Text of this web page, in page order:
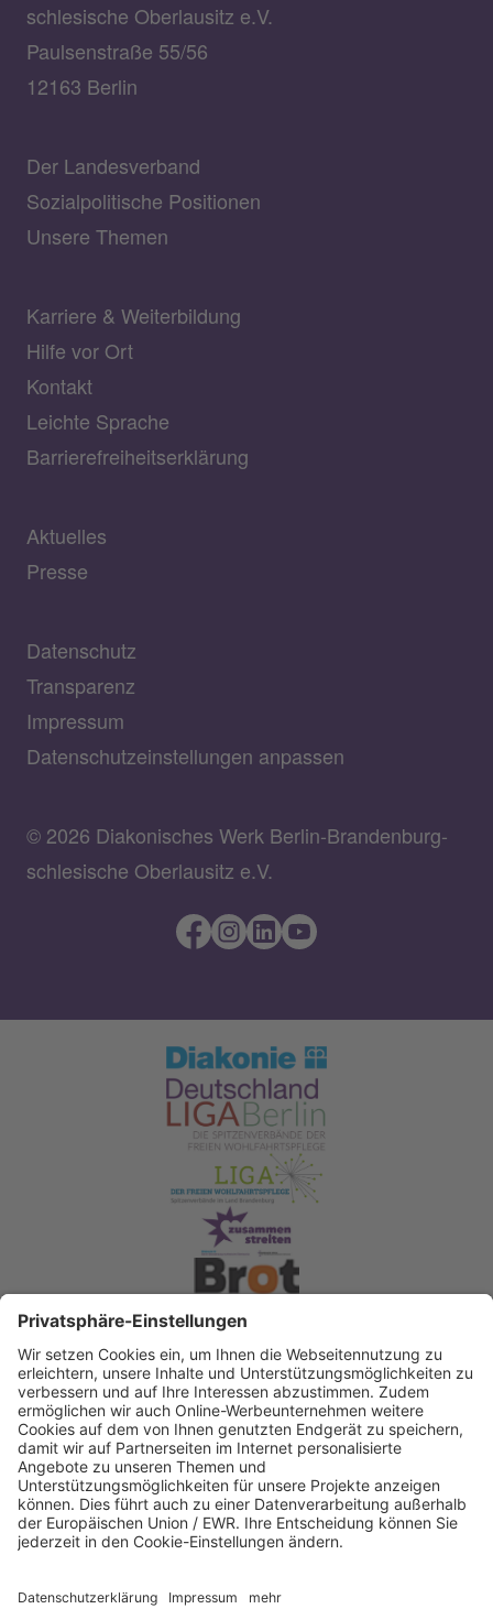
schlesische Oberlausitz e.V.
Paulsenstraße 55/56
12163 Berlin
Der Landesverband
Sozialpolitische Positionen
Unsere Themen
Karriere & Weiterbildung
Hilfe vor Ort
Kontakt
Leichte Sprache
Barrierefreiheitserklärung
Aktuelles
Presse
Datenschutz
Transparenz
Impressum
Datenschutzeinstellungen anpassen
© 2026 Diakonisches Werk Berlin-Brandenburg-
schlesische Oberlausitz e.V.
Spendenkonto Diakonisches Werk Berlin-
Brandenburg-schlesische Oberlausitz e.V
Bank für Sozialwirtschaft
IBAN: DE22 3702 0500 0003 2019 00